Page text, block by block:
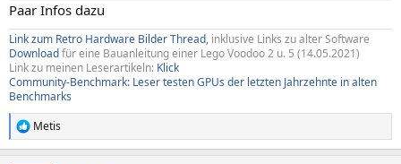
Paar Infos dazu
Link zum Retro Hardware Bilder Thread, inklusive Links zu alter Software
Downloadfür eine Bauanleitung einer Lego Voodoo 2 u. 5 (14.05.2021)
Link zu meinen Leserartikeln: Klick
Community-Benchmark: Leser testen GPUs der letzten Jahrzehnte in alten
Benchmarks
R
e
Metis